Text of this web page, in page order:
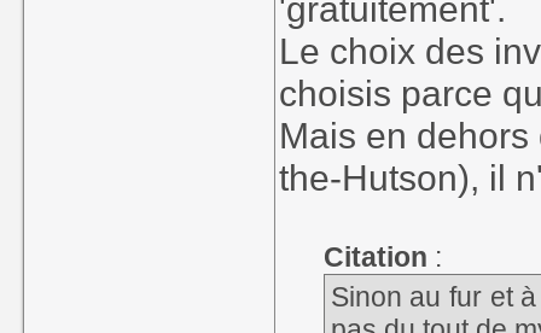
'gratuitement'.
Le choix des
choisis parce
Mais en
the-Hutson), il
Citation :
Sinon au fur et